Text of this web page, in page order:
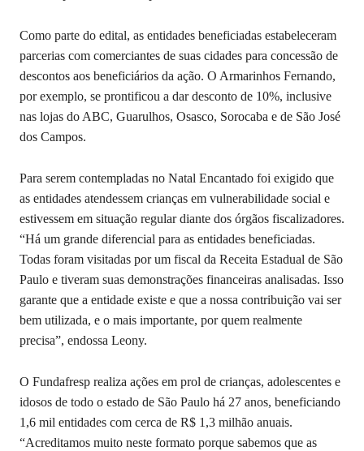
Como parte do edital, as entidades beneficiadas estabeleceram
parcerias com comerciantes de suas cidades para concessão de
descontos aos beneficiários da ação. O Armarinhos Fernando,
por exemplo, se prontificou a dar desconto de 10%, inclusive
nas lojas do ABC, Guarulhos, Osasco, Sorocaba e de São José
dos Campos.
Para serem contempladas no Natal Encantado foi exigido que
as entidades atendessem crianças em vulnerabilidade social e
estivessem em situação regular diante dos órgãos fiscalizadores.
“Há um grande diferencial para as entidades beneficiadas.
Todas foram visitadas por um fiscal da Receita Estadual de São
Paulo e tiveram suas demonstrações financeiras analisadas. Isso
garante que a entidade existe e que a nossa contribuição vai ser
bem utilizada, e o mais importante, por quem realmente
precisa”, endossa Leony.
O Fundafresp realiza ações em prol de crianças, adolescentes e
idosos de todo o estado de São Paulo há 27 anos, beneficiando
1,6 mil entidades com cerca de R$ 1,3 milhão anuais.
“Acreditamos muito neste formato porque sabemos que as